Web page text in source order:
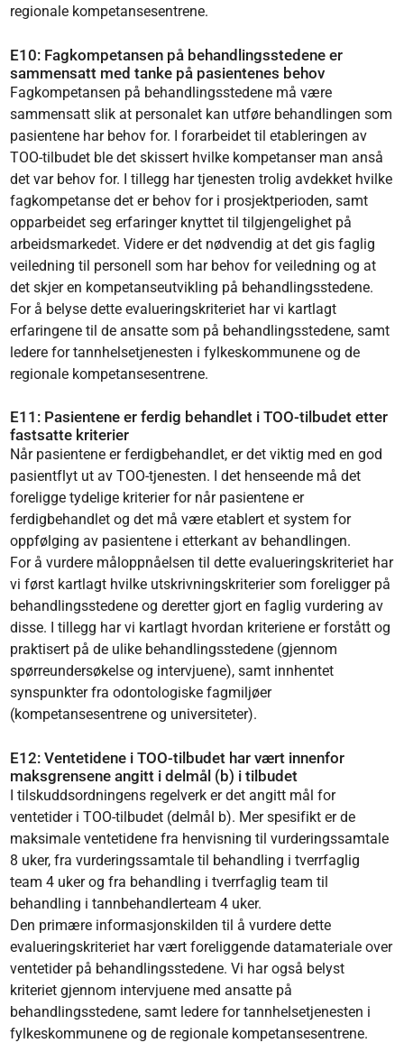
regionale kompetansesentrene.
E10: Fagkompetansen på behandlingsstedene er
sammensatt med tanke på pasientenes behov
Fagkompetansen på behandlingsstedene må være
sammensatt slik at personalet kan utføre behandlingen som
pasientene har behov for. I forarbeidet til etableringen av
TOO-tilbudet ble det skissert hvilke kompetanser man anså
det var behov for. I tillegg har tjenesten trolig avdekket hvilke
fagkompetanse det er behov for i prosjektperioden, samt
opparbeidet seg erfaringer knyttet til tilgjengelighet på
arbeidsmarkedet. Videre er det nødvendig at det gis faglig
veiledning til personell som har behov for veiledning og at
det skjer en kompetanseutvikling på behandlingsstedene.
For å belyse dette evalueringskriteriet har vi kartlagt
erfaringene til de ansatte som på behandlingsstedene, samt
ledere for tannhelsetjenesten i fylkeskommunene og de
regionale kompetansesentrene.
E11: Pasientene er ferdig behandlet i TOO-tilbudet etter
fastsatte kriterier
Når pasientene er ferdigbehandlet, er det viktig med en god
pasientflyt ut av TOO-tjenesten. I det henseende må det
foreligge tydelige kriterier for når pasientene er
ferdigbehandlet og det må være etablert et system for
oppfølging av pasientene i etterkant av behandlingen.
For å vurdere måloppnåelsen til dette evalueringskriteriet har
vi først kartlagt hvilke utskrivningskriterier som foreligger på
behandlingsstedene og deretter gjort en faglig vurdering av
disse. I tillegg har vi kartlagt hvordan kriteriene er forstått og
praktisert på de ulike behandlingsstedene (gjennom
spørreundersøkelse og intervjuene), samt innhentet
synspunkter fra odontologiske fagmiljøer
(kompetansesentrene og universiteter).
E12: Ventetidene i TOO-tilbudet har vært innenfor
maksgrensene angitt i delmål (b) i tilbudet
I tilskuddsordningens regelverk er det angitt mål for
ventetider i TOO-tilbudet (delmål b). Mer spesifikt er de
maksimale ventetidene fra henvisning til vurderingssamtale
8 uker, fra vurderingssamtale til behandling i tverrfaglig
team 4 uker og fra behandling i tverrfaglig team til
behandling i tannbehandlerteam 4 uker.
Den primære informasjonskilden til å vurdere dette
evalueringskriteriet har vært foreliggende datamateriale over
ventetider på behandlingsstedene. Vi har også belyst
kriteriet gjennom intervjuene med ansatte på
behandlingsstedene, samt ledere for tannhelsetjenesten i
fylkeskommunene og de regionale kompetansesentrene.